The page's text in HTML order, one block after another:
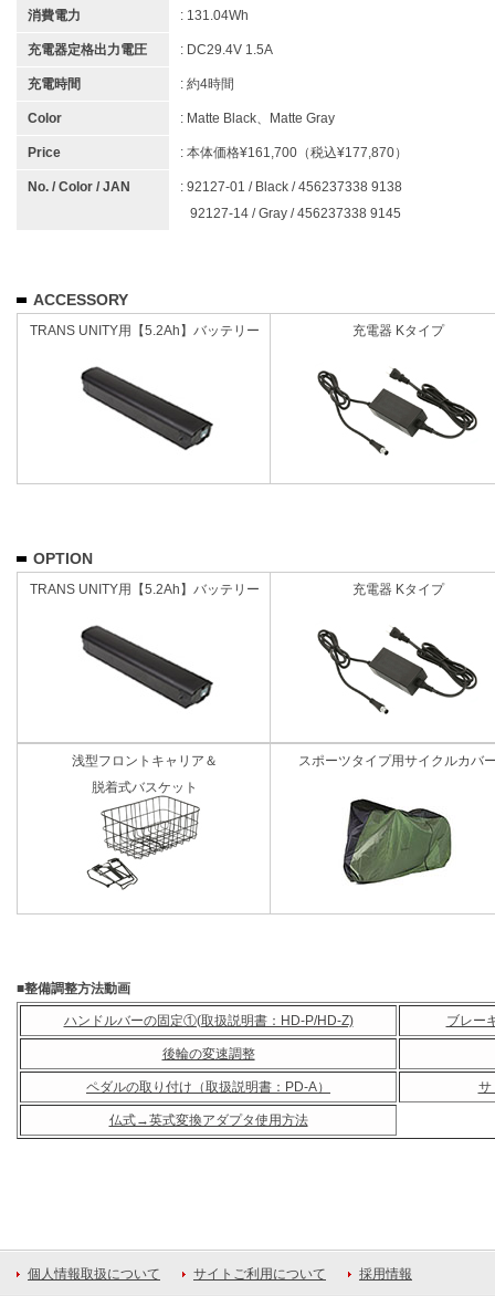
消費電力 : 131.04Wh
充電器定格出力電圧 : DC29.4V 1.5A
充電時間 : 約4時間
Color : Matte Black、Matte Gray
Price : 本体価格¥161,700（税込¥177,870）
No. / Color / JAN
: 92127-01 / Black / 456237338 9138
92127-14 / Gray / 456237338 9145
ACCESSORY
TRANS UNITY用【5.2Ah】バッテリー 充電器 Kタイプ
OPTION
TRANS UNITY用【5.2Ah】バッテリー 充電器 Kタイプ
浅型フロントキャリア＆
脱着式バスケット
スポーツタイプ用サイクルカバ
■整備調整方法動画
ハンドルバーの固定①(取扱説明書：HD-P/HD-Z) ブレー
後輪の変速調整
ペダルの取り付け（取扱説明書：PD-A） サ
仏式→英式変換アダプタ使用方法
個人情報取扱について サイトご利用について 採用情報